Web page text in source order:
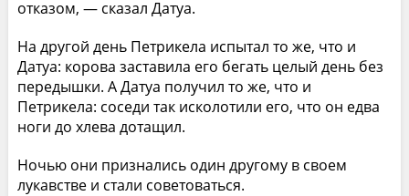
отказом, — сказал Датуа.
На другой день Петрикела испытал то же, что и
Датуа: корова заставила его бегать целый день без
передышки. А Датуа получил то же, что и
Петрикела: соседи так исколотили его, что он едва
ноги до хлева дотащил.
Ночью они признались один другому в своем
лукавстве и стали советоваться.